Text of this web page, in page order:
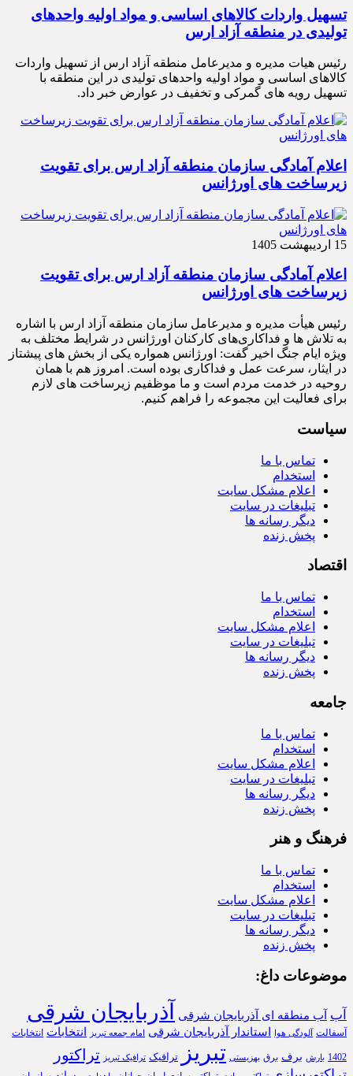
تسهیل واردات کالاهای اساسی و مواد اولیه واحدهای
تولیدی در منطقه آزاد ارس
رئیس هیات مدیره و مدیرعامل منطقه آزاد ارس از تسهیل واردات
کالاهای اساسی و مواد اولیه واحدهای تولیدی در این منطقه با
تسهیل رویه های گمرکی و تخفیف در عوارض خبر داد.
اعلام آمادگی سازمان منطقه آزاد ارس برای تقویت
زیرساخت‌ های اورژانس
15 اردیبهشت 1405
اعلام آمادگی سازمان منطقه آزاد ارس برای تقویت
زیرساخت‌ های اورژانس
رئیس هیأت‌ مدیره و مدیرعامل سازمان منطقه آزاد ارس با اشاره
به تلاش‌ ها و فداکاری‌های کارکنان اورژانس در شرایط مختلف به‌
ویژه ایام جنگ اخیر گفت: اورژانس همواره یکی از بخش‌ های پیشتاز
در ایثار، سرعت‌ عمل و فداکاری بوده است. امروز هم با همان
روحیه در خدمت مردم است و ما موظفیم زیرساخت‌ های لازم
برای فعالیت این مجموعه را فراهم کنیم.
سیاست
تماس با ما
استخدام
اعلام مشکل سایت
تبلیغات در سایت
دیگر رسانه ها
پخش زنده
اقتصاد
تماس با ما
استخدام
اعلام مشکل سایت
تبلیغات در سایت
دیگر رسانه ها
پخش زنده
جامعه
تماس با ما
استخدام
اعلام مشکل سایت
تبلیغات در سایت
دیگر رسانه ها
پخش زنده
فرهنگ و هنر
تماس با ما
استخدام
اعلام مشکل سایت
تبلیغات در سایت
دیگر رسانه ها
پخش زنده
موضوعات داغ:
آب آب منطقه ای آذربایجان شرقی آذربایجان شرقی
آسفالت آلودگی هوا استاندار آذربایجان شرقی امام جمعه تبریز انتخابات انتخابات
1402 بارش برف برق بهزیستی تبریز ترافیک ترافیک تبریز تراکتور